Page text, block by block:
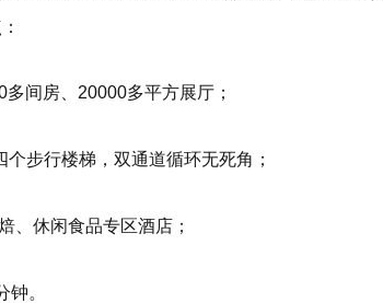
间房、20000多平方展厅；
步行楼梯，双通道循环无死角；
、休闲食品专区酒店；
钟。